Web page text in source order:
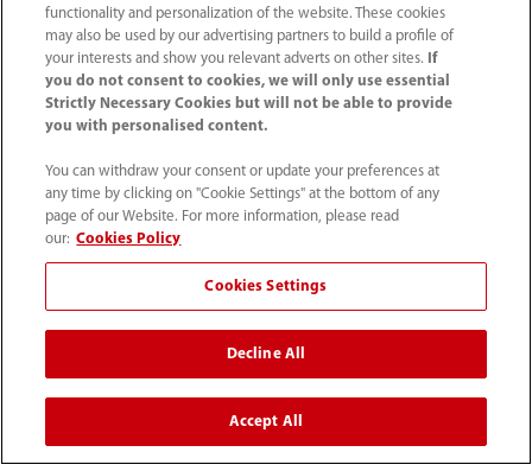
Información de contacto
intl-market@mindray.com
functionality and personalization of the website. These cookies
may also be used by our advertising partners to build a profile of
your interests and show you relevant adverts on other sites.
If
you do not consent to cookies, we will only use essential
Strictly Necessary Cookies but will not be able to provide
you with personalised content.
You can withdraw your consent or update your preferences at
any time by clicking on "Cookie Settings" at the bottom of any
page of our Website. For more information, please read
our: Cookies Policy
Cookies Settings
Decline All
Accept All